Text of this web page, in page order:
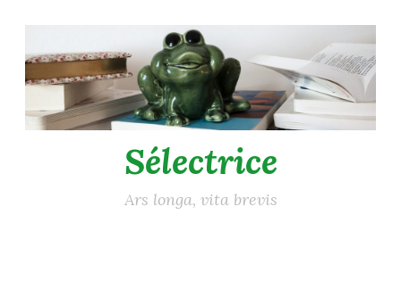
au
contenu
principal
Sélectrice
Ars longa, vita brevis